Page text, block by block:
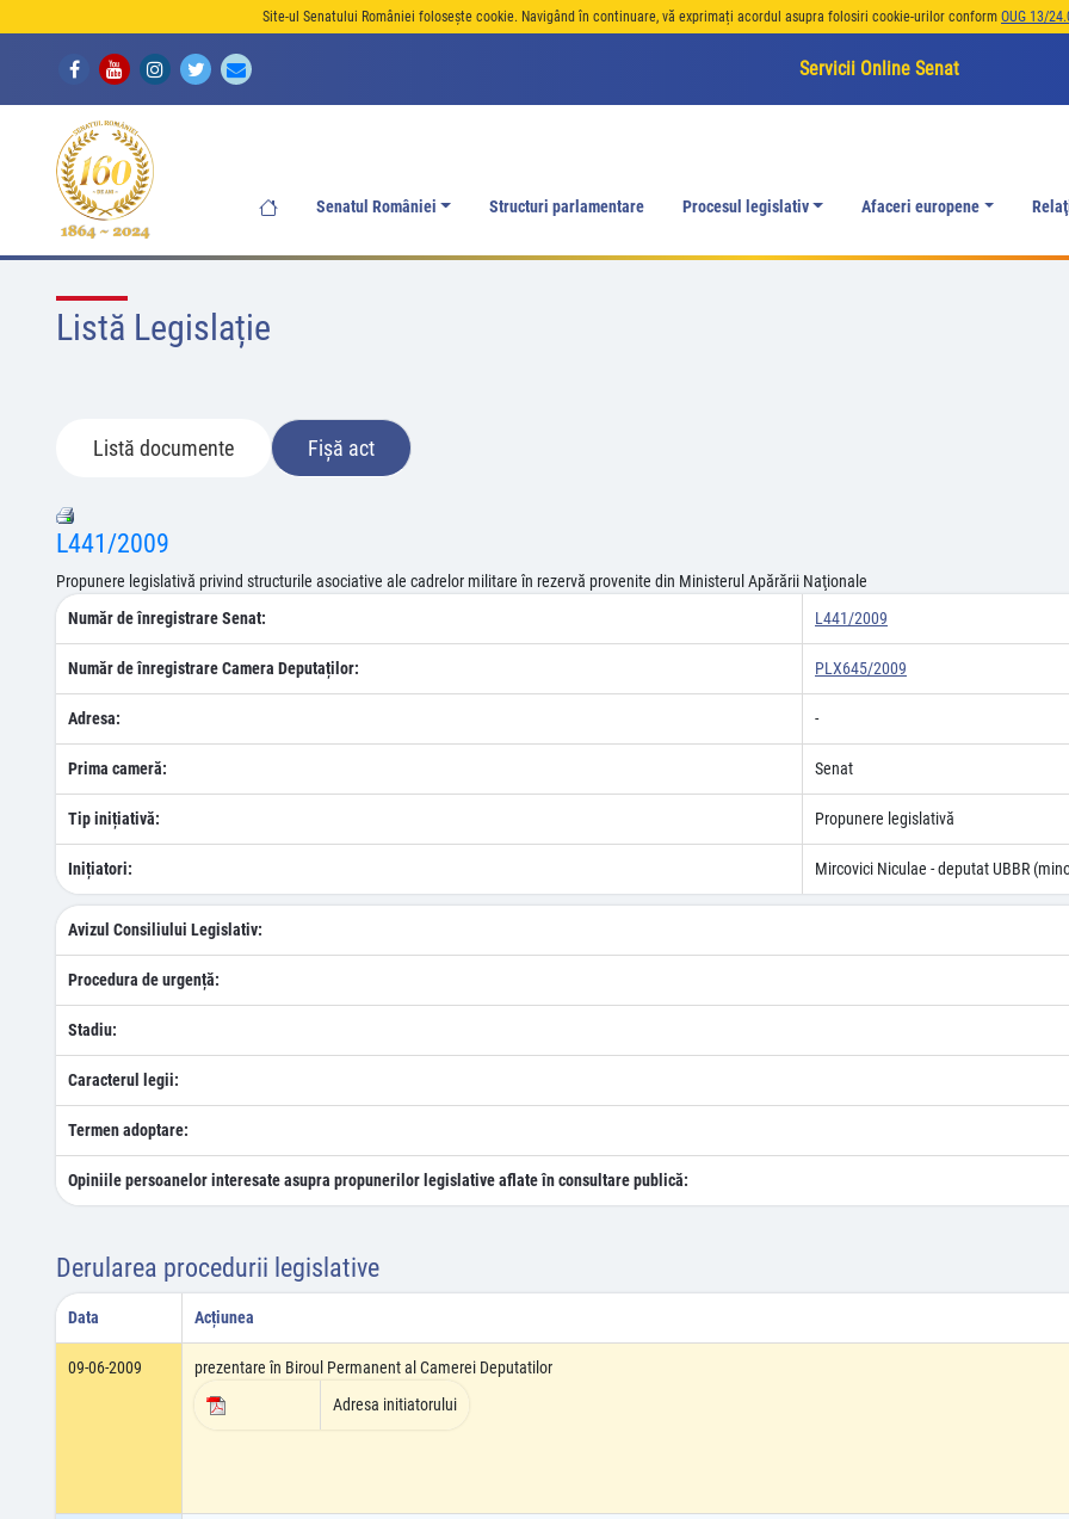
Site-ul Senatului României folosește cookie. Navigând în continuare, vă exprimați acordul asupra folosiri cookie-urilor conform OUG 13/
Servicii Online Senat
Senatul României Structuri parlamentare Procesul legislativ Afaceri europene
Listă Legislație
Listă documente Fișă act
L441/2009
Propunere legislativă privind structurile asociative ale cadrelor militare în rezervă provenite din Ministerul Apărării Naţionale
Număr de înregistrare Senat:
L441/2009
Număr de înregistrare Camera Deputaților: PLX645/2009
Adresa: -
Prima cameră: Senat
Tip inițiativă: Propunere legislativă
Inițiatori: Mircovici Niculae - deputat UBBR
Avizul Consiliului Legislativ:
Procedura de urgență:
Stadiu:
Caracterul legii:
Termen adoptare:
Opiniile persoanelor interesate asupra propunerilor legislative aflate în consultare publică:
Derularea procedurii legislative
Data Acțiunea
09-06-2009
prezentare în Biroul Permanent al Camerei Deputatilor
Adresa initiatorului